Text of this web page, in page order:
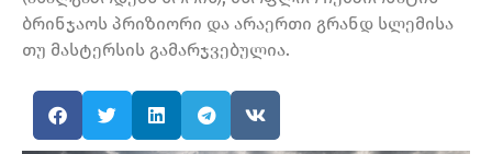
ბრინჯაოს პრიზიორი და არაერთი გრანდ სლემისა
თუ მასტერსის გამარჯვებულია.